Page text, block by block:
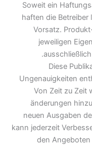
Soweit ein
haften die
Vorsatz.
jeweiligen
Diese
Ungenauigkeiten
Von Zeit zu Zeit
änderungen
neuen Ausgaben
kann jederzeit
den Angeboten